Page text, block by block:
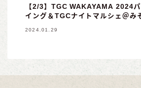
【2/3】TGC WAKAYAMA 2024
イング＆TGCナイトマルシェ＠み
2024.01.29